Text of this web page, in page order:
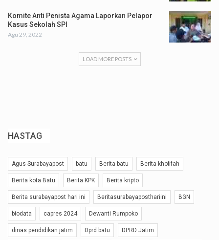
Komite Anti Penista Agama Laporkan Pelapor
Kasus Sekolah SPI
Agu 29, 2022
LOAD MORE POSTS
HASTAG
Agus Surabayapost batu Berita batu Berita khofifah
Berita kota Batu Berita KPK Berita kripto
Berita surabayapost hari ini Beritasurabayaposthariini BGN
biodata capres 2024 Dewanti Rumpoko
dinas pendidikan jatim Dprd batu DPRD Jatim